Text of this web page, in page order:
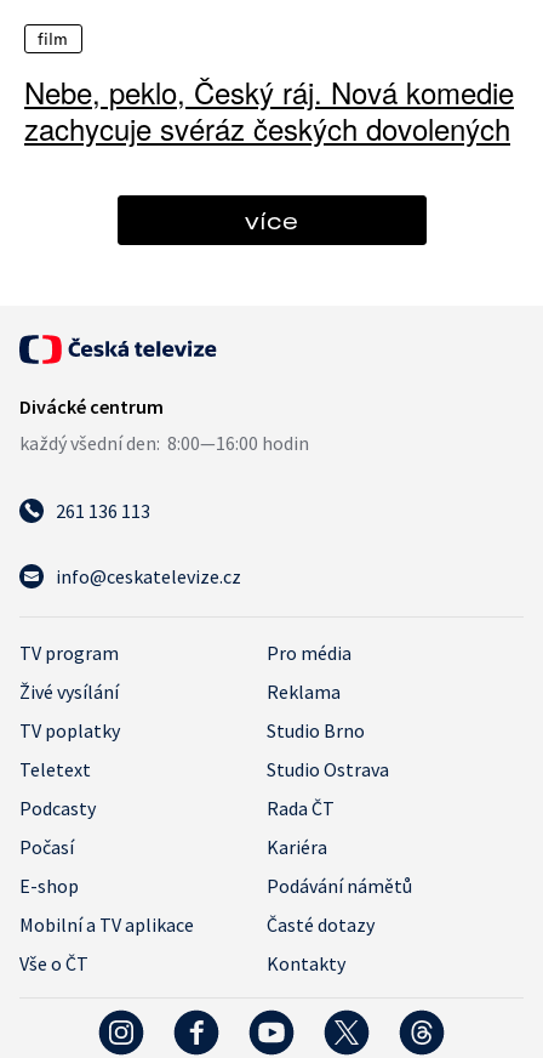
film
Nebe, peklo, Český ráj. Nová komedie
zachycuje svéráz českých dovolených
více
261 136 113
info@ceskatelevize.cz
TV program
Pro média
Živé vysílání
Reklama
TV poplatky
Studio Brno
Teletext
Studio Ostrava
Podcasty
Rada ČT
Počasí
Kariéra
E-shop
Podávání námětů
Mobilní a TV aplikace
Časté dotazy
Vše o ČT
Kontakty